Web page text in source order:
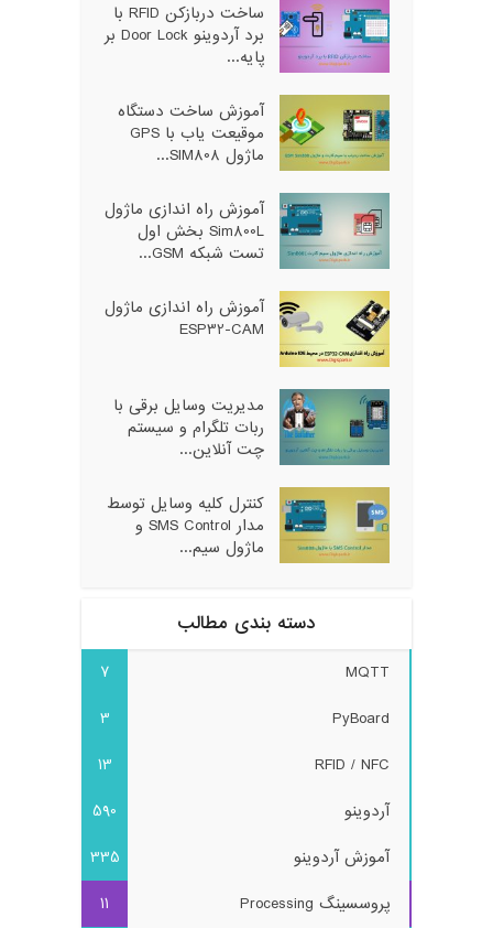
ساخت دربازکن RFID با
برد آردوینو Door Lock بر
پایه...
آموزش ساخت دستگاه
موقیعت یاب با GPS
ماژول SIM808...
آموزش راه اندازی ماژول
Sim800L بخش اول
تست شبکه GSM...
آموزش راه اندازی ماژول
ESP32-CAM
مدیریت وسایل برقی با
ربات تلگرام و سیستم
چت آنلاین...
کنترل کلیه وسایل توسط
مدار SMS Control و
ماژول سیم...
دسته بندی مطالب
MQTT
7
PyBoard
3
RFID / NFC
13
آردوینو
590
آموزش آردوینو
335
پروسسینگ Processing
11